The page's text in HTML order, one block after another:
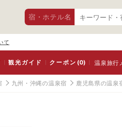
宿・ホテル名
て
観光ガイド クーポン(0) 温泉旅行
九州・沖縄の温泉宿 鹿児島県の温泉